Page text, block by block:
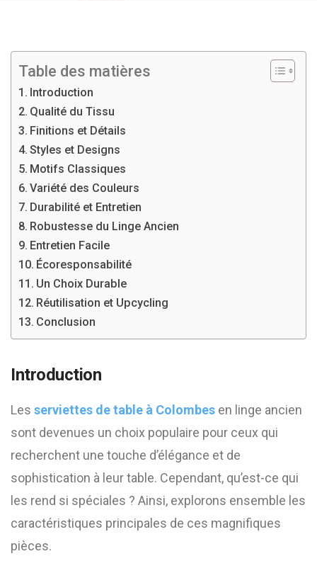
Table des matières
Introduction
Qualité du Tissu
Finitions et Détails
Styles et Designs
Motifs Classiques
Variété des Couleurs
Durabilité et Entretien
Robustesse du Linge Ancien
Entretien Facile
Écoresponsabilité
Un Choix Durable
Réutilisation et Upcycling
Conclusion
Introduction
Les serviettes de table à Colombes en linge ancien
sont devenues un choix populaire pour ceux qui
recherchent une touche d’élégance et de
sophistication à leur table. Cependant, qu’est-ce qui
les rend si spéciales ? Ainsi, explorons ensemble les
caractéristiques principales de ces magnifiques
pièces.